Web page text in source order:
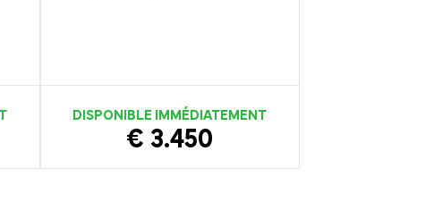
DISPONIBLE IMMÉDIATEMENT
€ 3.450